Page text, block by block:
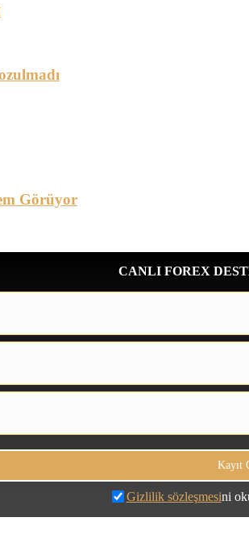
Görüyor
CANLI FOREX
Gizlilik sözleşmesini